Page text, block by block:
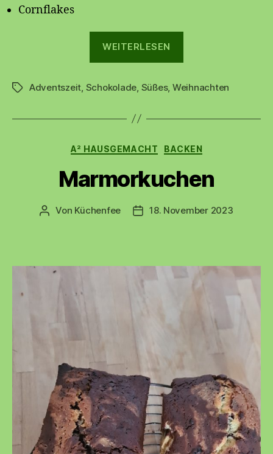
Cornflakes
WEITERLESEN
Schlagwörter
Adventszeit, Schokolade, Süßes, Weihnachten
Kategorien
A² HAUSGEMACHT BACKEN
Marmorkuchen
Beitragsautor
Von Küchenfee Beitragsdatum
18. November 2023